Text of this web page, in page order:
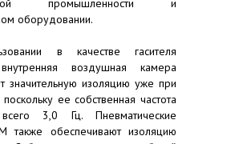
промышленности и
оборудовании.
в качестве гасителя
воздушная камера
значительную изоляцию уже при
ее собственная частота
всего 3,0 Гц. Пневматические
также обеспечивают изоляцию